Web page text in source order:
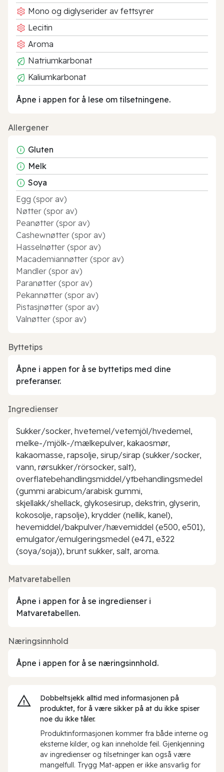
Mono og diglyserider av fettsyrer
Lecitin
Aroma
Natriumkarbonat
Kaliumkarbonat
Åpne i appen for å lese om tilsetningene.
Allergener
Gluten
Melk
Soya
Egg (spor av)
Nøtter (spor av)
Peanøtter (spor av)
Cashewnøtter (spor av)
Hasselnøtter (spor av)
Macademiannøtter (spor av)
Mandler (spor av)
Paranøtter (spor av)
Pekannøtter (spor av)
Pistasjnøtter (spor av)
Valnøtter (spor av)
Byttetips
Åpne i appen for å se byttetips med dine
preferanser.
Ingredienser
Sukker/socker, hvetemel/vetemjöl/hvedemel,
melke-/mjölk-/mælkepulver, kakaosmør,
kakaomasse, rapsolje, sirup/sirap (sukker/socker,
vann, rørsukker/rörsocker, salt),
overflatebehandlingsmiddel/ytbehandlingsmedel
(gummi arabicum/arabisk gummi,
skjellakk/shellack, glykosesirup, dekstrin, glyserin,
kokosolje, rapsolje), krydder (nellik, kanel),
hevemiddel/bakpulver/hævemiddel (e500, e501),
emulgator/emulgeringsmedel (e471, e322
(soya/soja)), brunt sukker, salt, aroma.
Matvaretabellen
Åpne i appen for å se ingredienser i
Matvaretabellen.
Næringsinnhold
Åpne i appen for å se næringsinnhold.
Dobbeltsjekk alltid med informasjonen på
produktet, for å være sikker på at du ikke spiser
noe du ikke tåler.
Produktinformasjonen kommer fra både interne og
eksterne kilder, og kan inneholde feil. Gjenkjenning
av ingredienser og tilsetninger kan også være
mangelfull. Trygg Mat-appen er ikke ansvarlig for